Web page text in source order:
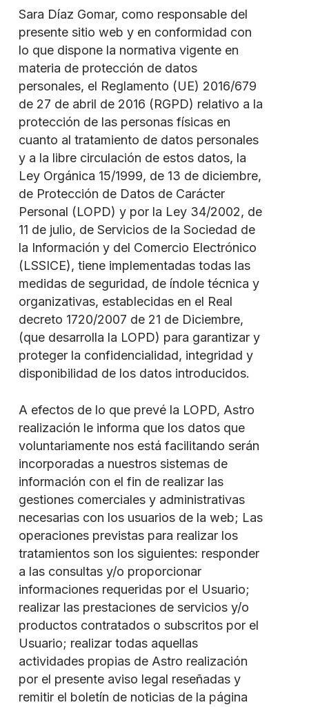
Sara Díaz Gomar, como responsable del
presente sitio web y en conformidad con
lo que dispone la normativa vigente en
materia de protección de datos
personales, el Reglamento (UE) 2016/679
de 27 de abril de 2016 (RGPD) relativo a la
protección de las personas físicas en
cuanto al tratamiento de datos personales
y a la libre circulación de estos datos, la
Ley Orgánica 15/1999, de 13 de diciembre,
de Protección de Datos de Carácter
Personal (LOPD) y por la Ley 34/2002, de
11 de julio, de Servicios de la Sociedad de
la Información y del Comercio Electrónico
(LSSICE), tiene implementadas todas las
medidas de seguridad, de índole técnica y
organizativas, establecidas en el Real
decreto 1720/2007 de 21 de Diciembre,
(que desarrolla la LOPD) para garantizar y
proteger la confidencialidad, integridad y
disponibilidad de los datos introducidos.
A efectos de lo que prevé la LOPD, Astro
realización le informa que los datos que
voluntariamente nos está facilitando serán
incorporadas a nuestros sistemas de
información con el fin de realizar las
gestiones comerciales y administrativas
necesarias con los usuarios de la web; Las
operaciones previstas para realizar los
tratamientos son los siguientes: responder
a las consultas y/o proporcionar
informaciones requeridas por el Usuario;
realizar las prestaciones de servicios y/o
productos contratados o subscritos por el
Usuario; realizar todas aquellas
actividades propias de Astro realización
por el presente aviso legal reseñadas y
remitir el boletín de noticias de la página